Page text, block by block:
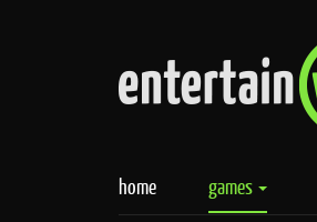
home games